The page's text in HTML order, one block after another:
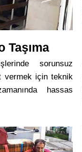
Taşıma
sorunsuz
vermek için teknik
hassas